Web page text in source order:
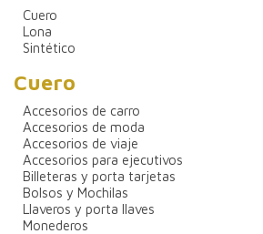
Cuero
Lona
Sintético
Cuero
Accesorios de carro
Accesorios de moda
Accesorios de viaje
Accesorios para ejecutivos
Billeteras y porta tarjetas
Bolsos y Mochilas
Llaveros y porta llaves
Monederos